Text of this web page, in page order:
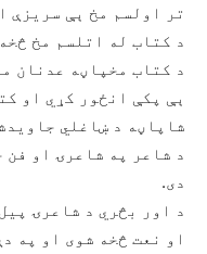
تر اولسم مخ ېې سريزې
د کتاب له اتلسم مخ
د کتاب مخپاڼه عدنان
ېې پکې انځور کړي او
شاپاڼه د ښاغلي
د شاعر په شاعرۍ او
دی.
د اور بڅري د شاعرۍ
او نعت څخه شوی او په